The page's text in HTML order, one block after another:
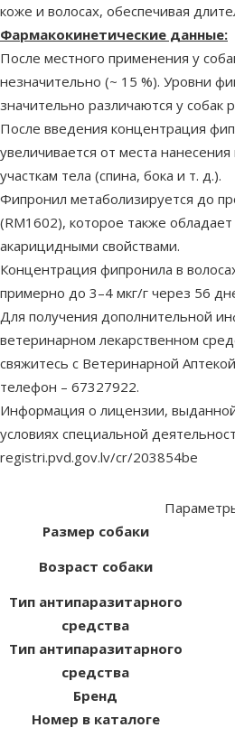
коже и волосах, обеспечивая
Фармакокинетические данные:
После местного применения у
незначительно (~ 15 %). Уровни
значительно различаются у собак
После введения концентрация
увеличивается от места
участкам тела (спина, бока и т. д.).
Фипронил метаболизируется до
(RM1602), которое также
акарицидными свойствами.
Концентрация фипронила в
примерно до 3–4 мкг/г через 56
Для получения дополнительной
ветеринарном лекарственном
свяжитесь с Ветеринарной Аптекой
телефон – 67327922.
Информация о лицензии,
условиях специальной
registri.pvd.gov.lv/cr/203854be
Размер собаки
Возраст собаки
Тип антипаразитарного
средства
Тип антипаразитарного
средства
Бренд
Номер в каталоге